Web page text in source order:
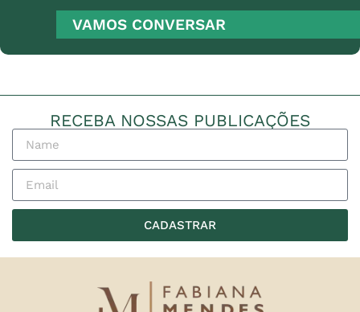
VAMOS CONVERSAR
RECEBA NOSSAS PUBLICAÇÕES
CADASTRAR